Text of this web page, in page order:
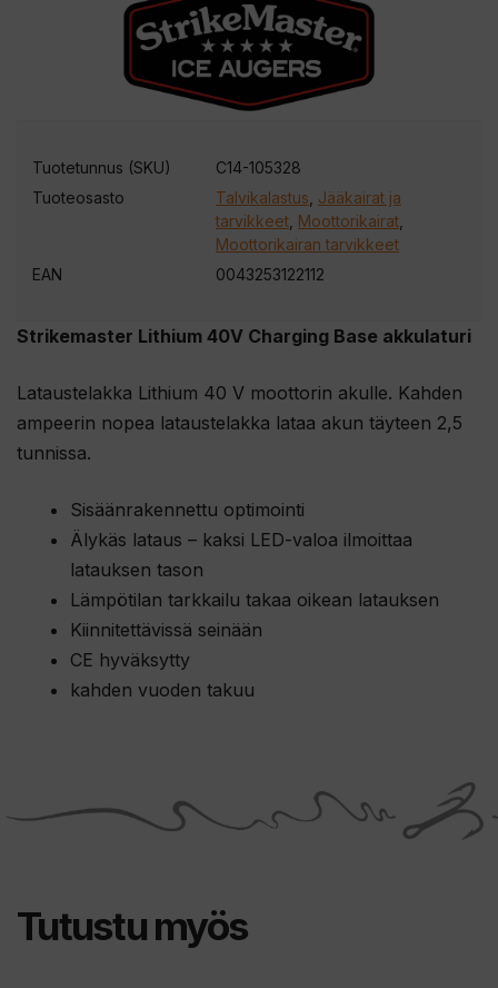
Strikemaster Lithium 40V Charging Base akkulaturi
Lataustelakka Lithium 40 V moottorin akulle. Kahden
ampeerin nopea lataustelakka lataa akun täyteen 2,5
tunnissa.
Sisäänrakennettu optimointi
Älykäs lataus – kaksi LED-valoa ilmoittaa
latauksen tason
Lämpötilan tarkkailu takaa oikean latauksen
Kiinnitettävissä seinään
CE hyväksytty
kahden vuoden takuu
Tuotetunnus (SKU)
C14-105328
Tuoteosasto
Talvikalastus Jääkairat ja
tarvikkeet Moottorikairat
Moottorikairan tarvikkeet
EAN
0043253122112
Tutustu myös